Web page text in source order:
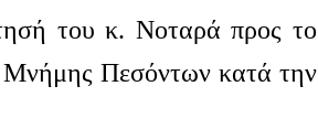
του κ. Νοταρά προς το
Μνήμης Πεσόντων κατά την